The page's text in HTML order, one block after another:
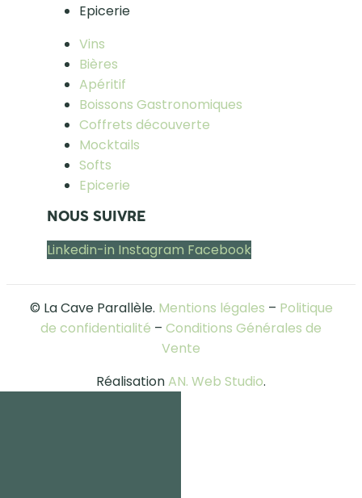
Epicerie
Vins
Bières
Apéritif
Boissons Gastronomiques
Coffrets découverte
Mocktails
Softs
Epicerie
NOUS SUIVRE
Linkedin-in Instagram Facebook
© La Cave Parallèle. Mentions légales – Politique
de confidentialité – Conditions Générales de
Vente
RéalisationAN. Web Studio.